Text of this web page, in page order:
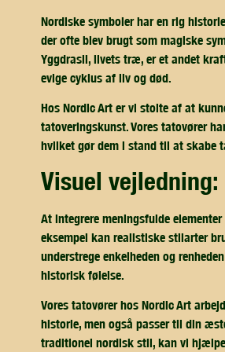
Nordiske symboler har en rig
der ofte blev brugt som magiske
Yggdrasil, livets træ, er et andet
evige cyklus af liv og død.
Hos Nordic Art er vi stolte af at
tatoveringskunst. Vores tatovører
hvilket gør dem i stand til at skabe
visuel
At integrere meningsfulde
eksempel kan realistiske stilarter
understrege enkelheden og
historisk følelse.
Vores tatovører hos Nordic Art
historie, men også passer til din
traditionel nordisk stil, kan vi